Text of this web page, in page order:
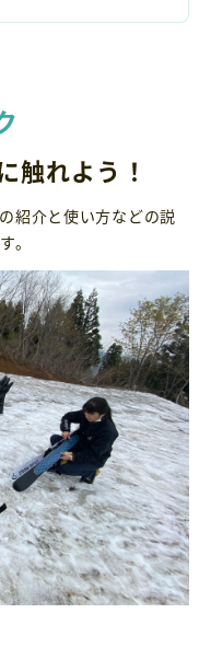
触れよう！
紹介と使い方などの説
。